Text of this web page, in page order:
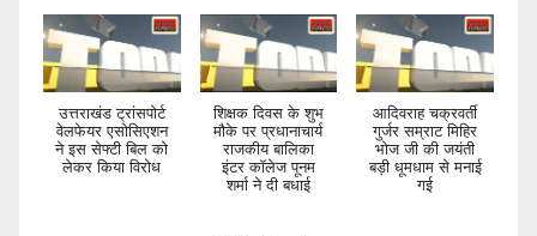
उत्तराखंड ट्रांसपोर्ट
वेलफेयर एसोसिएशन
ने इस सेफ्टी बिल को
लेकर किया विरोध
शिक्षक दिवस के शुभ
मौके पर प्रधानाचार्य
राजकीय बालिका
इंटर कॉलेज पूनम
शर्मा ने दी बधाई
आदिवराह चक्रवर्ती
गुर्जर सम्राट मिहिर
भोज जी की जयंती
बड़ी धूमधाम से मनाई
गई